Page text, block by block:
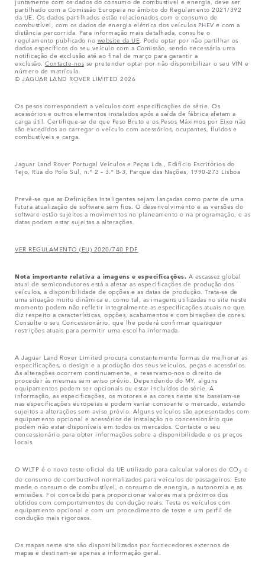
partilhado com a Comissão Europeia no âmbito do Regulamento 2021/392
da UE. Os dados partilhados estão relacionados com o consumo de
combustível, com os dados de energia elétrica dos veículos PHEV e com a
distância percorrida. Para informação mais detalhada, consulte o
regulamento publicado no website da UE . Pode optar por não partilhar os
dados específicos do seu veículo com a Comissão, sendo necessária uma
notificação de exclusão até ao final de março para garantir a
exclusão. Contacte-nos se pretender optar por não disponibilizar o seu VIN e
número de matrícula.
© JAGUAR LAND ROVER LIMITED 2026
Os pesos correspondem a veículos com especificações de série. Os
acessórios e outros elementos instalados após a saída de fábrica afetam a
carga útil. Certifique-se de que Peso Bruto e os Pesos Máximos por Eixo não
são excedidos ao carregar o veículo com acessórios, ocupantes, fluidos e
combustíveis e carga.
Jaguar Land Rover Portugal Veículos e Peças Lda., Edifício Escritórios do
Tejo, Rua do Polo Sul, n.º 2 – 3.º B-3, Parque das Nações, 1990-273 Lisboa
Prevê-se que as Definições Inteligentes sejam lançadas como parte de uma
futura atualização de software sem fios. O desenvolvimento e as versões do
software estão sujeitos a movimentos no planeamento e na programação, e as
datas podem estar sujeitas a alterações.
VER REGULAMENTO (EU) 2020/740 PDF
Nota importante relativa a imagens e especificações. A escassez global
atual de semicondutores está a afetar as especificações de produção dos
veículos, a disponibilidade de opções e as datas de produção. Trata-se de
uma situação muito dinâmica e, como tal, as imagens utilizadas no site neste
momento podem não refletir integralmente as especificações atuais no que
diz respeito a características, opções, acabamentos e combinações de cores.
Consulte o seu Concessionário, que lhe poderá confirmar quaisquer
restrições atuais para permitir uma escolha informada.
A Jaguar Land Rover Limited procura constantemente formas de melhorar as
especificações, o design e a produção dos seus veículos, peças e acessórios.
As alterações ocorrem continuamente, e reservamo-nos o direito de
proceder às mesmas sem aviso prévio. Dependendo do MY, alguns
equipamentos podem ser opcionais ou estar incluídos de série. A
informação, as especificações, os motores e as cores neste site baseiam-se
nas especificações europeias e podem variar consoante o mercado, estando
sujeitos a alterações sem aviso prévio. Alguns veículos são apresentados com
equipamento opcional e acessórios de instalação no concessionário que
podem não estar disponíveis em todos os mercados. Contacte o seu
concessionário para obter informações sobre a disponibilidade e os preços
locais.
O WLTP é o novo teste oficial da UE utilizado para calcular valores de CO2 e
de consumo de combustível normalizados para veículos de passageiros. Este
mede o consumo de combustível, o consumo de energia, a autonomia e as
emissões. Foi concebido para proporcionar valores mais próximos dos
obtidos com comportamentos de condução reais. Testa os veículos com
equipamento opcional e com um procedimento de teste e um perfil de
condução mais rigorosos.
Os mapas neste site são disponibilizados por fornecedores externos de
mapas e destinam-se apenas a informação geral.